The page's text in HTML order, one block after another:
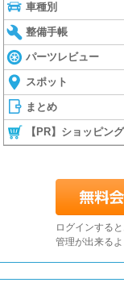
車種別
整備手帳
パーツレビュー
スポット
まとめ
【PR】ショッピング
ログインする
管理が出来る